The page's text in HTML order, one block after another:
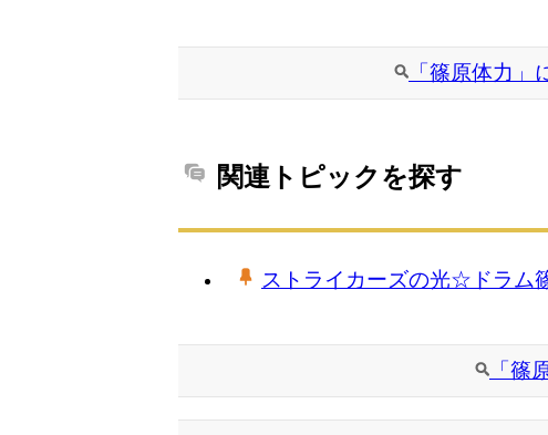
「篠原体力
関連トピックを探す
ストライカーズの光☆ドラム
「篠